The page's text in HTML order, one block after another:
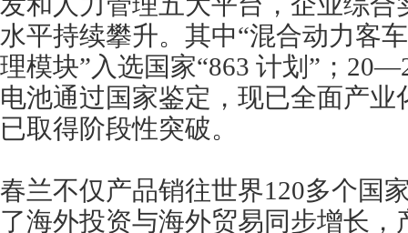
水平持续攀升。其中“混合动力客
理模块”入选国家“863 计划”；
电池通过国家鉴定，现已全面产业
已取得阶段性突破。
春兰不仅产品销往世界120多个国
了海外投资与海外贸易同步增长，